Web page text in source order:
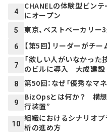
4
CHANELの体験型ビンテ
にオープン
5 東京、ベストベーカリー
6 【第5回】リーダーがチ
7
「欲しい人がいなかった
のビルに導入 大成建設
8 第50回：なぜ「優秀なマ
9
BizOpsとは何か？ 構想
行装置”
10
組織におけるシナリオプ
析の進め方